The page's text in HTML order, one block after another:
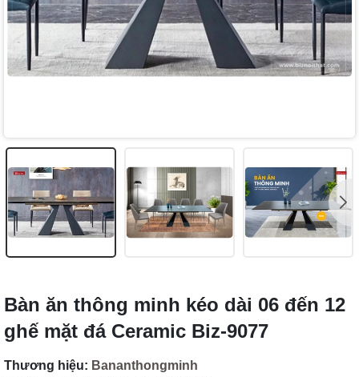
Bàn ăn thông minh kéo dài 06 đến 12
ghế mặt đá Ceramic Biz-9077
Thương hiệu: Bananthongminh